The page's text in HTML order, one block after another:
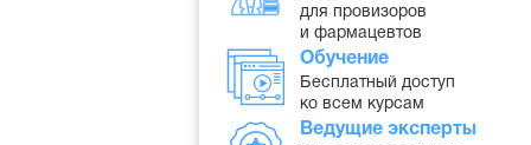
для провизоров
и фармацевтов
Обучение
Бесплатный доступ
ко всем курсам
Ведущие эксперты